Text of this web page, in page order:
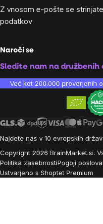
Z vnosom e-pošte se
podatkov
Naroči se
Sledite nam na družbenih
Več kot 200.000 preverjenih
Najdete nas v 10 evropskih
Copyright 2026 BrainMarket.si.
Politika zasebnostiPogoji
Ustvarjeno s Shoptet Premium